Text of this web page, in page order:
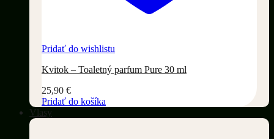
Pridať do wishlistu
Kvitok – Toaletný parfum Pure 30 ml
25,90 €
Pridať do košíka
Vlasy